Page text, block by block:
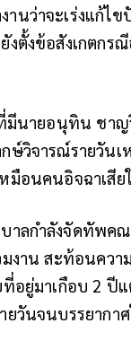
นว่าจะเร่งแก้ไ
ตั้งข้อสังเกตกร
มีนายอนุทิน ชาญ
ษ์วิจารณ์รายวัน
มือนคนอิจฉาเสี
าลกำลังจัดทัพค
งาน สะท้อนคว
ที่อยู่มาเกือบ 2
ยวันจนบรรยาก